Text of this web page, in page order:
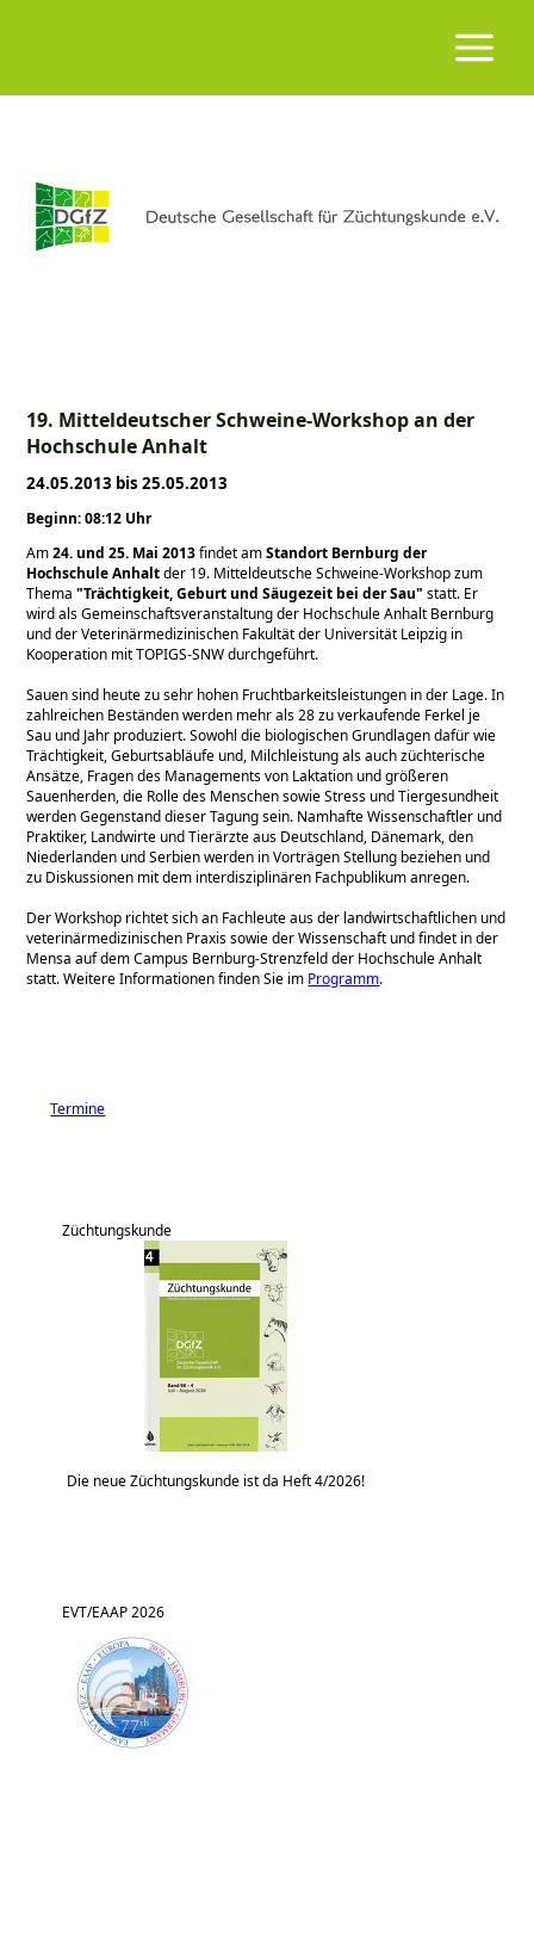
19. Mitteldeutscher Schweine-Workshop an der
Hochschule Anhalt
24.05.2013 bis 25.05.2013
Beginn: 08:12 Uhr
Am24. und 25. Mai 2013findet amStandort Bernburg der
Hochschule Anhaltder 19. Mitteldeutsche Schweine-Workshop zum
Thema Trächtigkeit, Geburt und Säugezeit bei der Sau statt. Er
wird als Gemeinschaftsveranstaltung der Hochschule Anhalt Bernburg
und der Veterinärmedizinischen Fakultät der Universität Leipzig in
Kooperation mit TOPIGS-SNW durchgeführt.
Sauen sind heute zu sehr hohen Fruchtbarkeitsleistungen in der Lage. In
zahlreichen Beständen werden mehr als 28 zu verkaufende Ferkel je
Sau und Jahr produziert. Sowohl die biologischen Grundlagen dafür wie
Trächtigkeit, Geburtsabläufe und, Milchleistung als auch züchterische
Ansätze, Fragen des Managements von Laktation und größeren
Sauenherden, die Rolle des Menschen sowie Stress und Tiergesundheit
werden Gegenstand dieser Tagung sein. Namhafte Wissenschaftler und
Praktiker, Landwirte und Tierärzte aus Deutschland, Dänemark, den
Niederlanden und Serbien werden in Vorträgen Stellung beziehen und
zu Diskussionen mit dem interdisziplinären Fachpublikum anregen.
Der Workshop richtet sich an Fachleute aus der landwirtschaftlichen und
veterinärmedizinischen Praxis sowie der Wissenschaft und findet in der
Mensa auf dem Campus Bernburg-Strenzfeld der Hochschule Anhalt
statt. Weitere Informationen finden Sie im Programm.
Termine
Züchtungskunde
Die neue Züchtungskunde ist da Heft 4/2026!
EVT/EAAP 2026